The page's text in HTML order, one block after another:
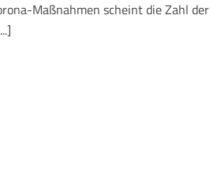
Maßnahmen scheint die Zahl der